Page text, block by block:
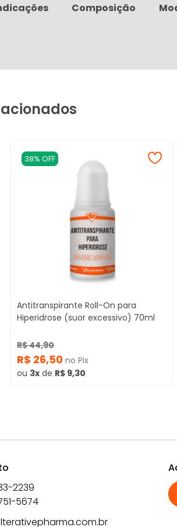
Composição
38% OFF
Antitranspirante Roll-On para
Hiperidrose (suor excessivo) 70ml
R$ 44,90
R$ 26,50 no Pix
ou 3x de R$ 9,30
2239
5674